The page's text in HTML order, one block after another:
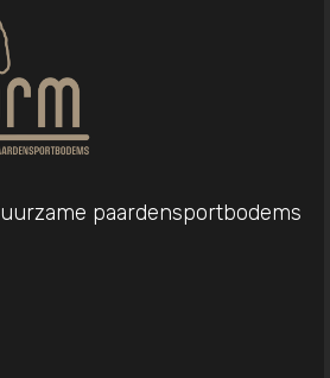
paardensportbodems